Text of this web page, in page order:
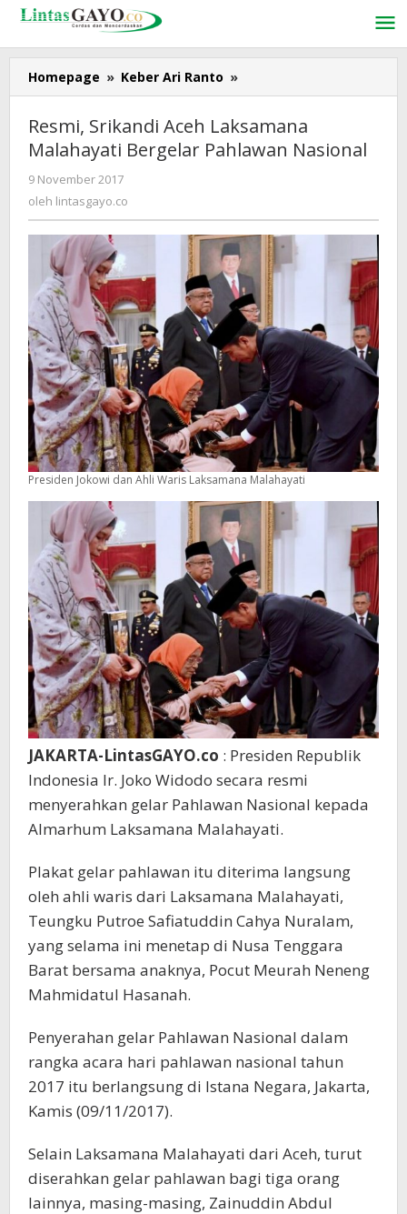
Lewati
konten
Homepage » Keber Ari Ranto »
Srikandi
Laksamana
Malahayati
Resmi, Srikandi Aceh Laksamana
Malahayati Bergelar Pahlawan Nasional
9 November 2017
oleh lintasgayo.co
Presiden Jokowi dan Ahli Waris Laksamana Malahayati
JAKARTA-LintasGAYO.co : Presiden Republik
Indonesia Ir. Joko Widodo secara resmi
menyerahkan gelar Pahlawan Nasional kepada
Almarhum Laksamana Malahayati.
Plakat gelar pahlawan itu diterima langsung
oleh ahli waris dari Laksamana Malahayati,
Teungku Putroe Safiatuddin Cahya Nuralam,
yang selama ini menetap di Nusa Tenggara
Barat bersama anaknya, Pocut Meurah Neneng
Mahmidatul Hasanah.
Penyerahan gelar Pahlawan Nasional dalam
rangka acara hari pahlawan nasional tahun
2017 itu berlangsung di Istana Negara, Jakarta,
Kamis (09/11/2017).
Selain Laksamana Malahayati dari Aceh, turut
diserahkan gelar pahlawan bagi tiga orang
lainnya, masing-masing, Zainuddin Abdul